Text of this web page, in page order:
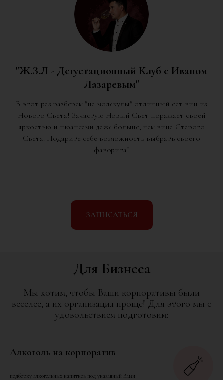
"Ж.З.Л - Дегустационный Клуб с Иваном
Лазаревым"
В этот раз разберем "на молекулы" отличный сет вин из
Нового Света! Зачастую Новый Свет поражает своей
яркостью и нюансами даже больше, чем вина Старого
Света. Подарите себе возможность выбрать своего
фаворита!
ЗАПИСАТЬСЯ
Для Бизнеса
Мы хотим, чтобы Ваши корпоративы были
веселее, а их организация проще! Для этого мы с
удовольствием подготовим:
Алкоголь на корпоратив
подборку алкогольных напитков под указанный Вами